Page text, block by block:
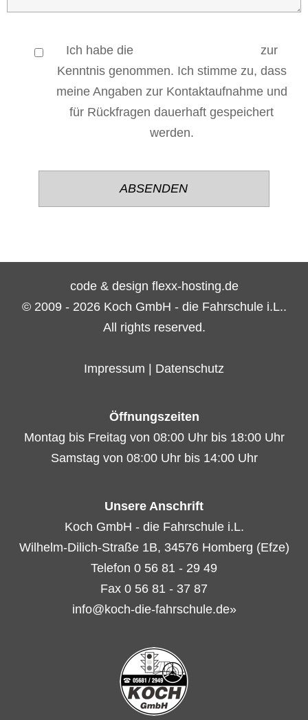
Ich habe die
zur
Kenntnis genommen. Ich stimme zu, dass
meine Angaben zur Kontaktaufnahme und
für Rückfragen dauerhaft gespeichert
werden.
code & design flexx-hosting.de
© 2009 - 2026 Koch GmbH - die Fahrschule i.L..
All rights reserved.
Impressum Datenschutz
Öffnungszeiten
Montag bis Freitag von 08:00 Uhr bis 18:00 Uhr
Samstag von 08:00 Uhr bis 14:00 Uhr
Unsere Anschrift
Koch GmbH - die Fahrschule i.L.
Wilhelm-Dilich-Straße 1B, 34576 Homberg (Efze)
Telefon 0 56 81 - 29 49
Fax 0 56 81 - 37 87
info@koch-die-fahrschule.de»